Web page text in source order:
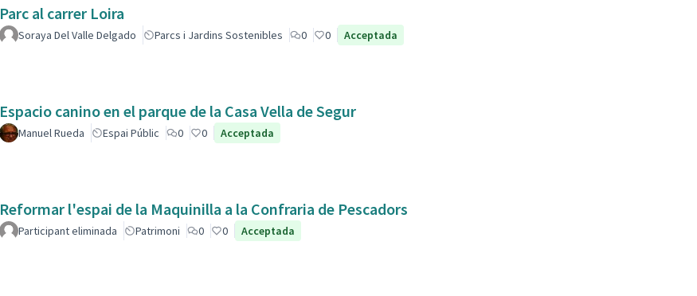
Parc al carrer Loira
Soraya Del Valle Delgado Parcs i Jardins Sostenibles 0 0 Acceptada
Espacio canino en el parque de la Casa Vella de Segur
Manuel Rueda Espai Públic 0 0 Acceptada
Reformar l'espai de la Maquinilla a la Confraria de Pescadors
Participant eliminada Patrimoni 0 0 Acceptada